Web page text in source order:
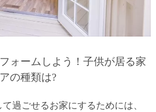
ォームしよう！子供が居る家
の種類は?
過ごせるお家にするためには、